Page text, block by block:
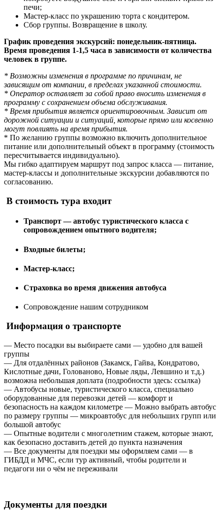
печи;
Мастер-класс по украшению торта с кондитером.
Сбор группы. Возвращение в школу.
График проведения экскурсий: понедельник-пятница.
Время проведения 1-1,5 часа в зависимости от количества
человек в группе.
* Возможны изменения в программе по причинам, не
зависящим от компании, в пределах указанной стоимости.
* Оператор оставляет за собой право вносить изменения в
программу с сохранением объема обслуживания.
* Время прибытия является ориентировочным. Зависит от
дорожной ситуации и ситуаций, которые прямо или косвенно
могут повлиять на время прибытия.
* По желанию группы возможно включить дополнительное
питание или дополнительный объект в программу (стоимость
пересчитывается индивидуально).
Мы гибко адаптируем маршрут под запрос класса — питание,
мастер-классы и дополнительные экскурсии добавляются по
согласованию.
В стоимость тура входит
Транспорт — автобус туристического класса с
сопровождением опытного водителя;
Входные билеты;
Мастер-класс;
Страховка во время движения автобуса
Сопровождение нашим сотрудником
Информация о транспорте
— Место посадки вы выбираете сами — удобно для вашей
группы
— Для отдалённых районов (Закамск, Гайва, Кондратово,
Кислотные дачи, Голованово, Новые ляды, Левшино и т.д.)
возможна небольшая доплата (подробности здесь: ссылка)
— Автобусы новые, туристического класса, специально
оборудованные для перевозки детей — комфорт и
безопасность на каждом километре — Можно выбрать автобус
по размеру группы — микроавтобус для небольших групп или
большой автобус
— Опытные водители с многолетним стажем, которые знают,
как безопасно доставить детей до пункта назначения
— Все документы для поездки мы оформляем сами — в
ГИБДД и МЧС, если тур активный, чтобы родители и
педагоги ни о чём не переживали
Документы для поездки